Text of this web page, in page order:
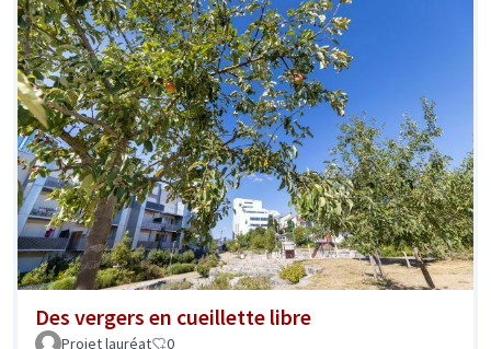
Des vergers en cueillette libre
Projet lauréat 0